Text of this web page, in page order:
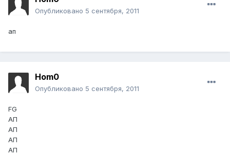
Опубликовано 5 сентября, 2011
ап
Hom0
Опубликовано 5 сентября, 2011
FG
АП
АП
АП
АП